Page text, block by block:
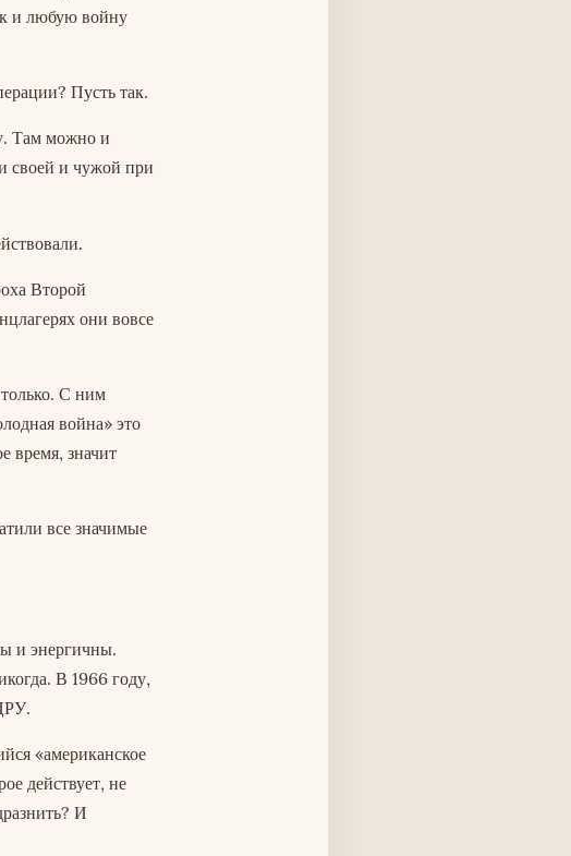
и любую войну
Пусть так.
Там можно и
своей и чужой при
Второй
они вовсе
С ним
война» это
время, значит
все значимые
и энергичны.
В 1966 году,
«американское
действует, не
И